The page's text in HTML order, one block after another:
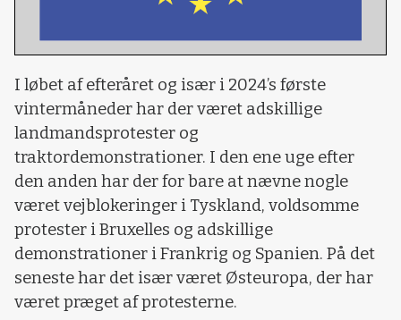
I løbet af efteråret og især i 2024’s første
vintermåneder har der været adskillige
landmandsprotester og
traktordemonstrationer. I den ene uge efter
den anden har der for bare at nævne nogle
været vejblokeringer i Tyskland, voldsomme
protester i Bruxelles og adskillige
demonstrationer i Frankrig og Spanien. På det
seneste har det især været Østeuropa, der har
været præget af protesterne.